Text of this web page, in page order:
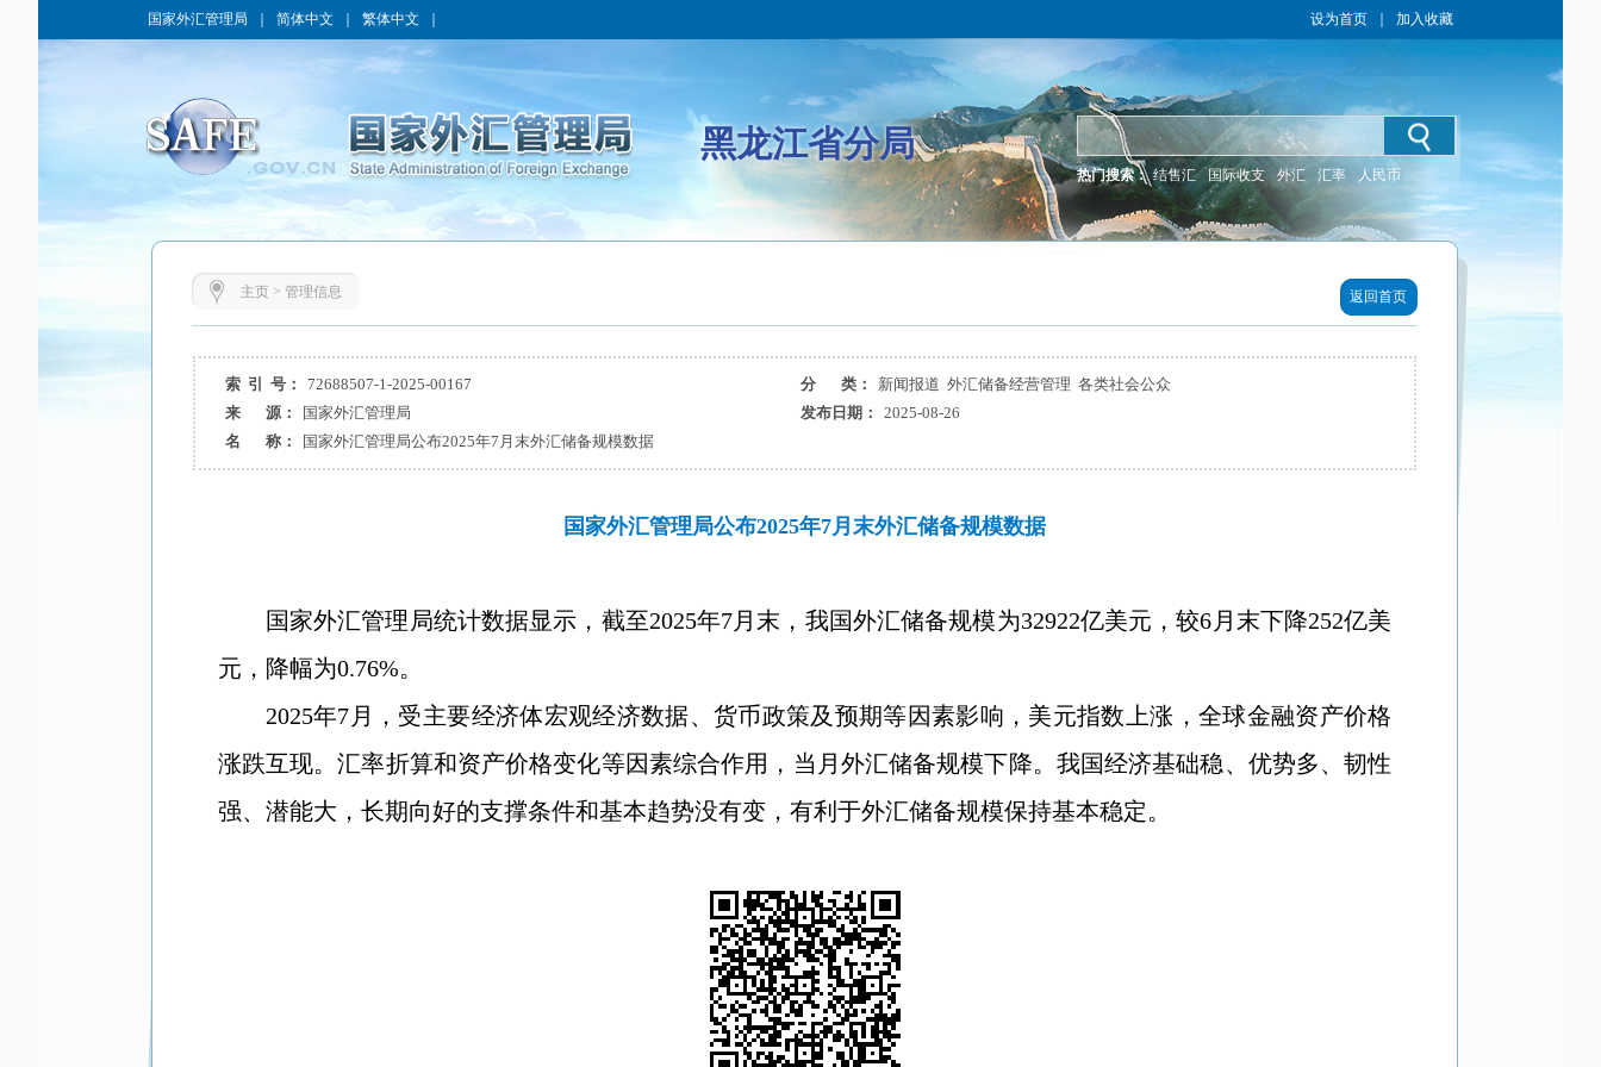
国家外汇管理局 简体中文 繁体中文 设为首页 加入收藏
黑龙江省分局
热门搜索： 结售汇 国际收支 外汇 汇率 人民币
主页> 管理信息 返回首页
索 引 号： 72688507-1-2025-00167 分 类：
新闻报道 外汇储备经营管理 各类社会公众
来 源：
国家外汇管理局 发布日期：
2025-08-26
名 称：
国家外汇管理局公布2025年7月末外汇储备规模数据
国家外汇管理局公布2025年7月末外汇储备规模数据
国家外汇管理局统计数据显示，截至2025年7月末，我国外汇储备规模为32922亿美元，较6 月末下降252亿美
元，降幅为0.76%。
2025年7 月，受主要经济体宏观经济数据、货币政策及预期等因素影响，美元指数上涨，全球金融资产价格
涨跌互现。汇率折算和资产价格变化等因素综合作用，当月外汇储备规模下降。我国经济基础稳、优势多、韧性
强、潜能大，长期向好的支撑条件和基本趋势没有变，有利于外汇储备规模保持基本稳定。